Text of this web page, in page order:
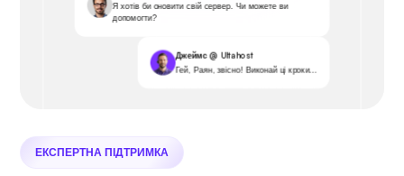
Я хотів би оновити свій сервер. Чи можете ви
допомогти?
Джеймс @ Ultahost
Гей, Раян, звісно! Виконай ці кроки...
ЕКСПЕРТНА ПІДТРИМКА